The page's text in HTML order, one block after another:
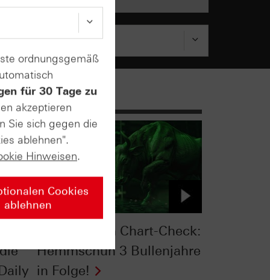
S&P 500® im Chart-Check:
Hemmschuh 3 Bullenjahre
in Folge!
ordnungsgemäß
für 30 Tage zu
akzeptieren
Sie sich gegen die
ablehnen".
Hinweisen.
Cookies
ablehnen